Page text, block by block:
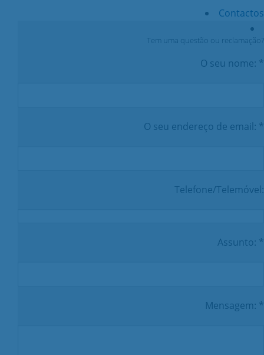
Contactos
Tem uma questão ou reclamação?
O seu nome: *
O seu endereço de email: *
Telefone/Telemóvel:
Assunto: *
Mensagem: *